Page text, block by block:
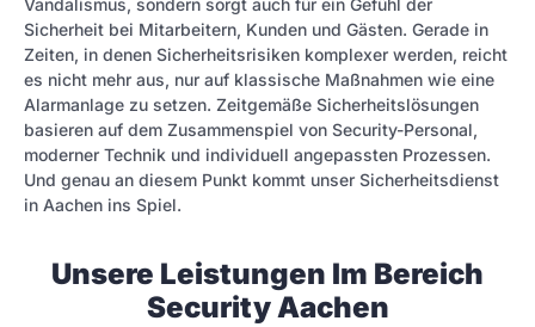
Sicherheit bei Mitarbeitern, Kunden und Gästen. Gerade in
Zeiten, in denen Sicherheitsrisiken komplexer werden, reicht
es nicht mehr aus, nur auf klassische Maßnahmen wie eine
Alarmanlage zu setzen. Zeitgemäße Sicherheitslösungen
basieren auf dem Zusammenspiel von Security-Personal,
moderner Technik und individuell angepassten Prozessen.
Und genau an diesem Punkt kommt unser Sicherheitsdienst
in Aachen ins Spiel.
Unsere Leistungen Im Bereich
Security Aachen